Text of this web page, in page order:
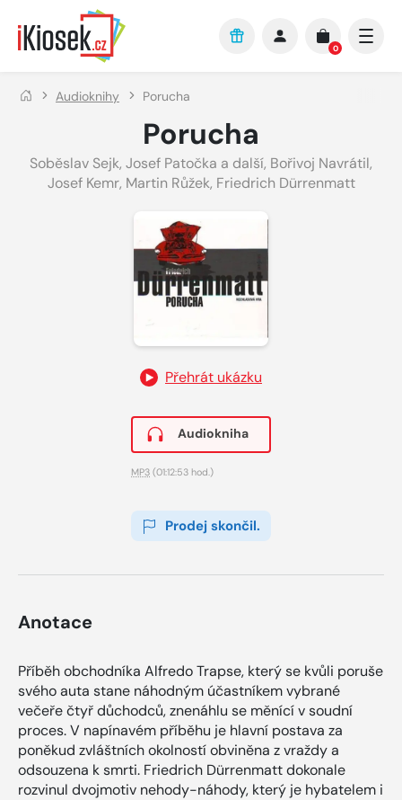
Přejít na hlavní obsah
0
Audioknihy Porucha
Porucha
Soběslav Sejk, Josef Patočka a další, Bořivoj Navrátil,
Josef Kemr, Martin Růžek, Friedrich Dürrenmatt
Přehrát ukázku
Audiokniha
MP3 (01:12:53 hod.)
Prodej skončil.
Anotace
Příběh obchodníka Alfredo Trapse, který se kvůli poruše
svého auta stane náhodným účastníkem vybrané
večeře čtyř důchodců, znenáhlu se měnící v soudní
proces. V napínavém příběhu je hlavní postava za
poněkud zvláštních okolností obviněna z vraždy a
odsouzena k smrti. Friedrich Dürrenmatt dokonale
rozvinul dvojmotiv nehody-náhody, který je hybatelem i